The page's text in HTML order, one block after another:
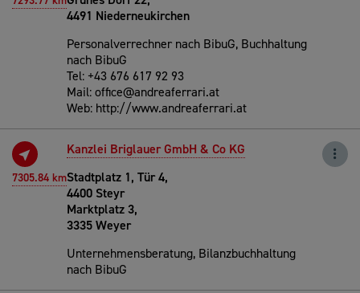
4491 Niederneukirchen
Personalverrechner nach BibuG, Buchhaltung
nach BibuG
Tel: +43 676 617 92 93
Mail: office@andreaferrari.at
Web: http://www.andreaferrari.at
7305.84 km
Kanzlei Briglauer GmbH & Co KG
Stadtplatz 1, Tür 4,
4400 Steyr
Marktplatz 3,
3335 Weyer
Unternehmensberatung, Bilanzbuchhaltung
nach BibuG